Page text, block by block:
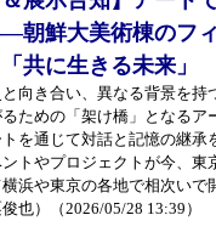
朝鮮大美術棟のフ
共に生きる未来」
向き合い、異なる背景を持
ための「架け橋」となるア
トを通じて対話と記憶の継承
トやプロジェクトが今、東
浜や東京の各地で相次いで
也）（2026/05/28 13:39）